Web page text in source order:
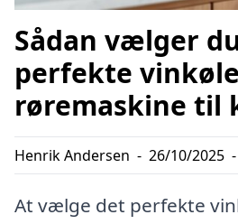
Sådan vælger
perfekte
røremaskine til
Henrik Andersen - 26/10/2025 -
At vælge det perfekte